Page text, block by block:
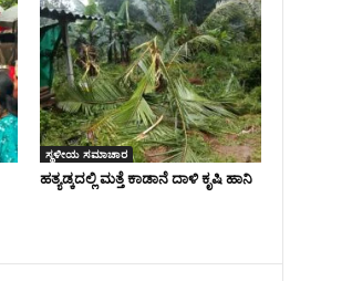
ಸ್ಥಳೀಯ ಸಮಾಚಾರ
ಹತ್ಯಡ್ಕದಲ್ಲಿ ಮತ್ತೆ ಕಾಡಾನೆ ದಾಳಿ ಕೃಷಿ ಹಾನಿ